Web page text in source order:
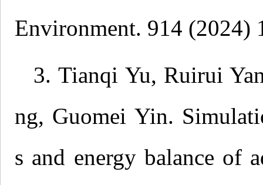
Environment. 914 (2024)
3. Tianqi Yu, Ruirui
ng, Guomei Yin.
s and energy balance of